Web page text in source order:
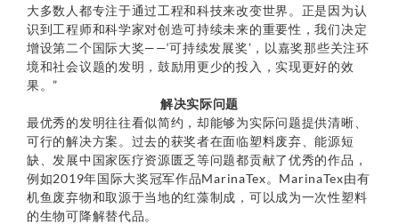
大多数人都专注于通过工程和科技来改变世界。正是因为认
识到工程师和科学家对创造可持续未来的重要性，我们决定
增设第二个国际大奖——‘可持续发展奖’，以嘉奖那些关注环
境和社会议题的发明，鼓励用更少的投入，实现更好的效
果。”
解决实际问题
最优秀的发明往往看似简约，却能够为实际问题提供清晰、
可行的解决方案。过去的获奖者在面临塑料废弃、能源短
缺、发展中国家医疗资源匮乏等问题都贡献了优秀的作品，
例如2019年国际大奖冠军作品MarinaTex。MarinaTex由有
机鱼废弃物和取源于当地的红藻制成，可以成为一次性塑料
的生物可降解替代品。